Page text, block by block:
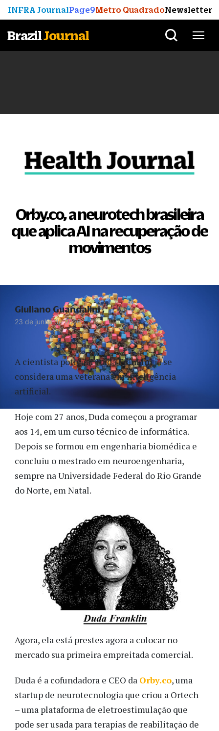
INFRA JournalPage9Metro QuadradoNewsletter
BrazilJournal
Orby.co, a neurotech brasileira
que aplica AI na recuperação de
movimentos
23 de junho de 2026
A cientista potiguar Duda Franklin já se
considera uma veterana em inteligência
artificial.
Hoje com 27 anos, Duda começou a programar
aos 14, em um curso técnico de informática.
Depois se formou em engenharia biomédica e
concluiu o mestrado em neuroengenharia,
sempre na Universidade Federal do Rio Grande
do Norte, em Natal.
Agora, ela está prestes agora a colocar no
mercado sua primeira empreitada comercial.
Duda é a cofundadora e CEO da Orby.co, uma
startup de neurotecnologia que criou a Ortech
– uma plataforma de eletroestimulação que
pode ser usada para terapias de reabilitação de
Giuliano Guandalini